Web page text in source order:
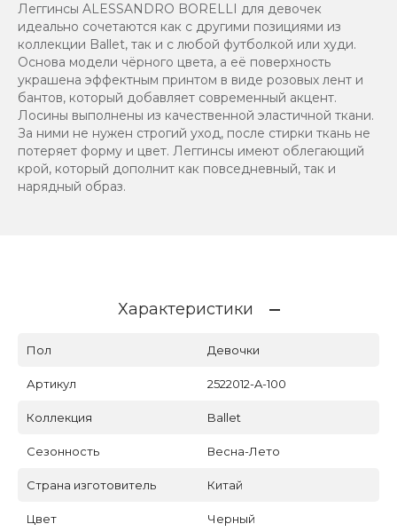
Леггинсы ALESSANDRO BORELLI для девочек
идеально сочетаются как с другими позициями из
коллекции Ballet, так и с любой футболкой или худи.
Основа модели чёрного цвета, а её поверхность
украшена эффектным принтом в виде розовых лент и
бантов, который добавляет современный акцент.
Лосины выполнены из качественной эластичной ткани.
За ними не нужен строгий уход, после стирки ткань не
потеряет форму и цвет. Леггинсы имеют облегающий
крой, который дополнит как повседневный, так и
нарядный образ.
Характеристики
Пол Девочки
Артикул 2522012-A-100
Коллекция Ballet
Сезонность Весна-Лето
Страна изготовитель Китай
Цвет Черный